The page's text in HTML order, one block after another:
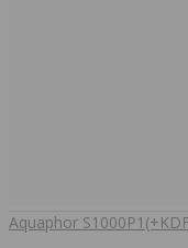
Aquaphor